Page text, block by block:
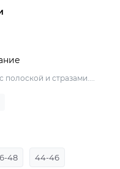
полоской и стразами....
48 44-46